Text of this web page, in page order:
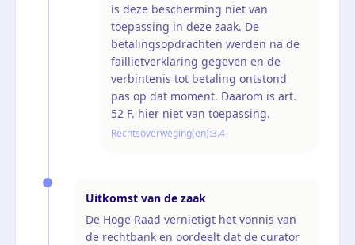
is deze bescherming niet van
toepassing in deze zaak. De
betalingsopdrachten werden na de
faillietverklaring gegeven en de
verbintenis tot betaling ontstond
pas op dat moment. Daarom is art.
52 F. hier niet van toepassing.
Rechtsoverweging(en):3.4
Uitkomst van de zaak
De Hoge Raad vernietigt het vonnis van
de rechtbank en oordeelt dat de curator